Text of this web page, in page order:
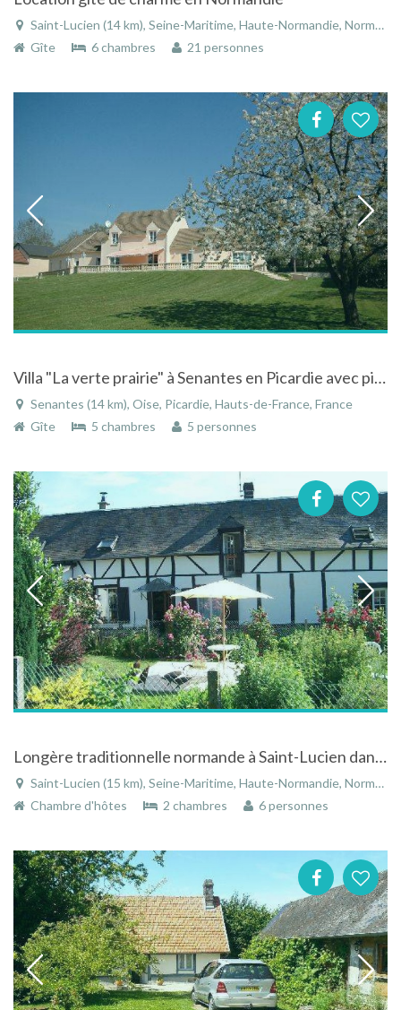
Saint-Lucien (14 km), Seine-Maritime, Haute-Normandie, Normandie, France
Gîte
6 chambres 21 personnes
Villa "La verte prairie" à Senantes en Picardie avec piscine et étang privé a la campagne
Senantes (14 km), Oise, Picardie, Hauts-de-France, France
Gîte
5 chambres 5 personnes
Longère traditionnelle normande à Saint-Lucien dans la Seine-Maritime en Normandie
Saint-Lucien (15 km), Seine-Maritime, Haute-Normandie, Normandie, France
Chambre d'hôtes
2 chambres 6 personnes